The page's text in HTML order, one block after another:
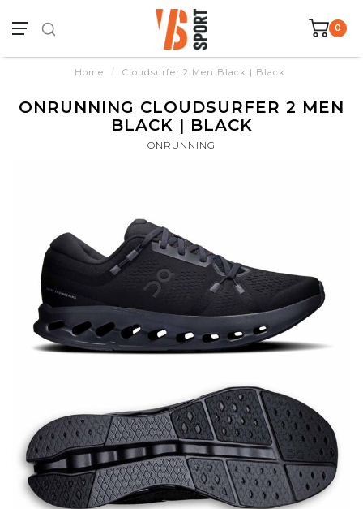
0
Home / Cloudsurfer 2 Men Black | Black
ONRUNNING CLOUDSURFER 2 MEN
BLACK | BLACK
ONRUNNING